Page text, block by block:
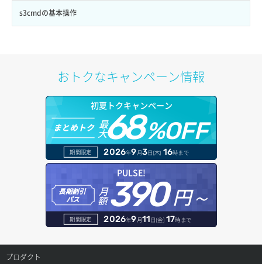
s3cmdの基本操作
おトクなキャンペーン情報
初夏トクキャンペーン
まとめトク 最
大68%OFF
期間限定 2026年9月3日(木) 16時まで
PULSE!
長期割引
パス
月
額390円～
期間限定 2026年9月11日(金) 17時まで
プロダクト